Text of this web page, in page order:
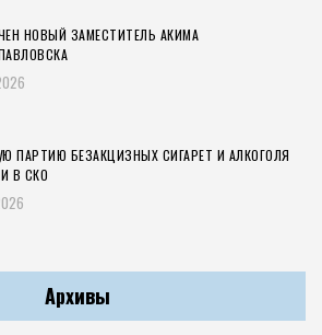
НОВЫЙ ЗАМЕСТИТЕЛЬ АКИМА
ПАРТИЮ БЕЗАКЦИЗНЫХ СИГАРЕТ И АЛКОГОЛЯ
В СКО
Архивы